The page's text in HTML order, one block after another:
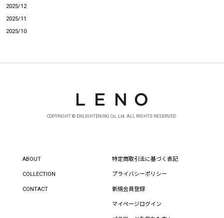
2025/12
2025/11
2025/10
COPYRIGHT © ENLIGHTENING Co., Ltd. ALL RIGHTS RESERVED.
ABOUT
COLLECTION
CONTACT
特定商取引法に基づく表記
プライバシーポリシー
新規会員登録
マイページログイン